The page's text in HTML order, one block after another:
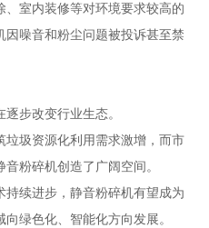
室内装修等对环境要求较高的
噪音和粉尘问题被投诉甚至禁
步改变行业生态。
圾资源化利用需求激增，而市
粉碎机创造了广阔空间。
续进步，静音粉碎机有望成为
绿色化、智能化方向发展。